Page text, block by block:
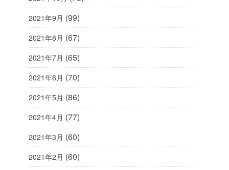
2021年9月 (99)
2021年8月 (67)
2021年7月 (65)
2021年6月 (70)
2021年5月 (86)
2021年4月 (77)
2021年3月 (60)
2021年2月 (60)